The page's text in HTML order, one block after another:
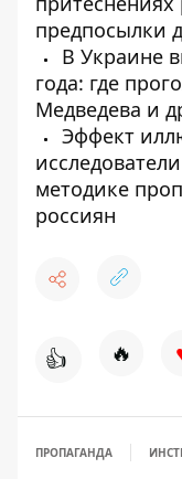
предпосылки
В Украине
года: где
Медведева и
Эффект
методике
россиян
👍 🔥
ПРОПАГАНДА